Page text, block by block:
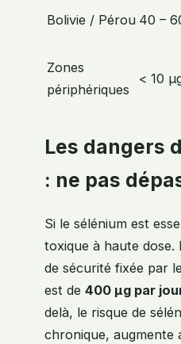
Bolivie / Pérou 40 –
Zones
périphériques
< 10
Les dangers
: ne pas
Si le sélénium est
toxique à haute dose.
de sécurité fixée par
est de 400 µg par
delà, le risque de
chronique, augmente